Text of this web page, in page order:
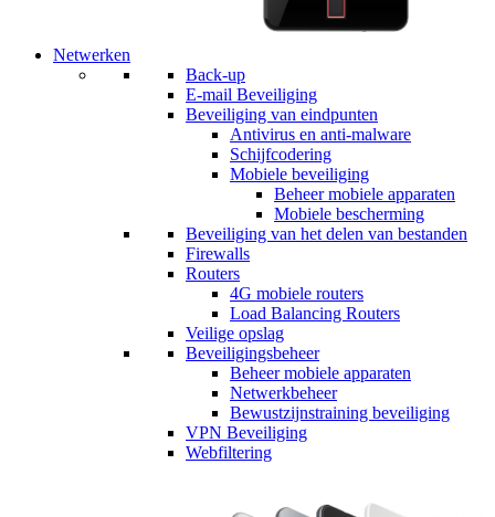
Netwerken
Back-up
E-mail Beveiliging
Beveiliging van eindpunten
Antivirus en anti-malware
Schijfcodering
Mobiele beveiliging
Beheer mobiele apparaten
Mobiele bescherming
Beveiliging van het delen van bestanden
Firewalls
Routers
4G mobiele routers
Load Balancing Routers
Veilige opslag
Beveiligingsbeheer
Beheer mobiele apparaten
Netwerkbeheer
Bewustzijnstraining beveiliging
VPN Beveiliging
Webfiltering